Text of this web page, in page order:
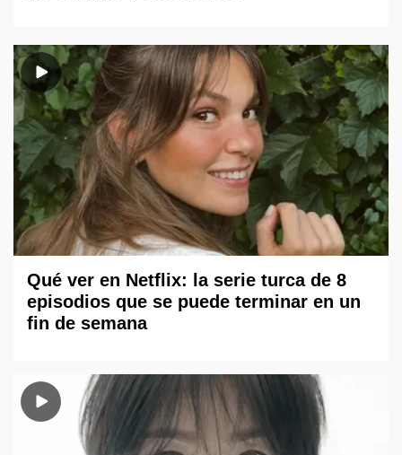
Qué ver en Netflix: la serie turca de 8
episodios que se puede terminar en un
fin de semana